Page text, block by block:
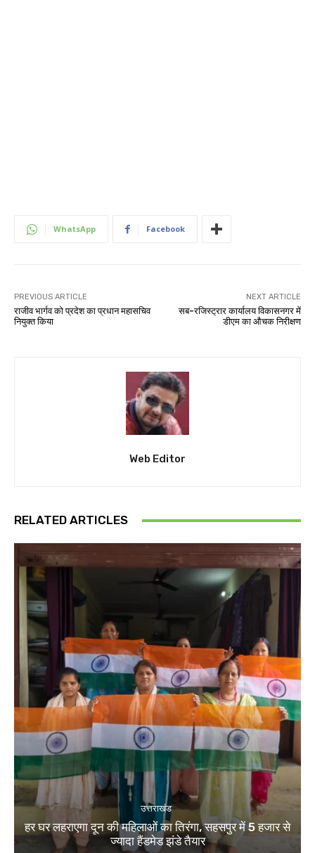
WhatsApp Facebook
PREVIOUS ARTICLE
राजीव भार्गव को प्रदेश का प्रधान महासचिव
नियुक्त किया
NEXT ARTICLE
सब-रजिस्ट्रार कार्यालय विकासनगर में
डीएम का औचक निरीक्षण
Web Editor
RELATED ARTICLES
उत्तराखंड
हर घर लहराएगा दून की महिलाओं का तिरंगा, सहसपुर में 5 हजार से
ज्यादा हैंडमेड झंडे तैयार